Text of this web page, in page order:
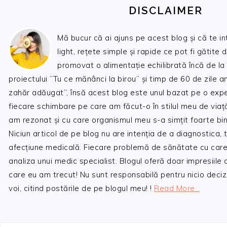
DISCLAIMER
Mă bucur că ai ajuns pe acest blog și că te
light, rețete simple și rapide ce pot fi gătite
promovat o alimentație echilibrată încă de
proiectului ”Tu ce mănânci la birou” și timp de 60 de zile
zahăr adăugat”, însă acest blog este unul bazat pe o
fiecare schimbare pe care am făcut-o în stilul meu de
am rezonat și cu care organismul meu s-a simțit foarte
Niciun articol de pe blog nu are intenția de a diagnostica,
afecțiune medicală. Fiecare problemă de sănătate cu
analiza unui medic specialist. Blogul oferă doar impresiile
care eu am trecut! Nu sunt responsabilă pentru nicio
voi, citind postările de pe blogul meu! ! Read More…